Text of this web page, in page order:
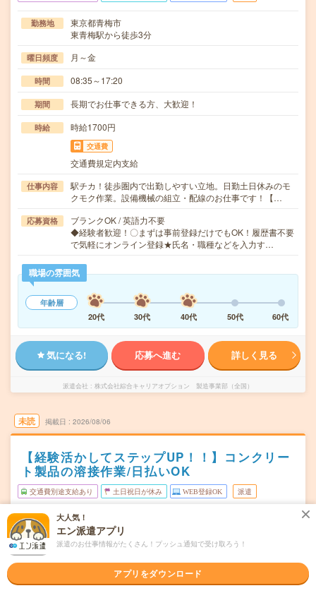
勤務地
東京都青梅市
東青梅駅から徒歩3分
曜日頻度 月～金
時間 08:35～17:20
期間 長期でお仕事できる方、大歓迎！
時給 時給1700円
交通費
交通費規定内支給
仕事内容
駅チカ！徒歩圏内で出勤しやすい立地。日勤土日休みのモ
クモク作業。設備機械の組立・配線のお仕事です！【…
応募資格
ブランクOK / 英語力不要
◆経験者歓迎！〇まずは事前登録だけでもOK！履歴書不要
で気軽にオンライン登録★氏名・職種などを入力す…
職場の雰囲気
年齢層
20代
30代 40代 50代 60代
気になる! 応募へ進む 詳しく見る
派遣会社 株式会社綜合キャリアオプション 製造事業部（全国）
未読 掲載日 2026/08/06
【経験活かしてステップUP！！】コンクリー
ト製品の溶接作業/日払いOK
交通費別途支給あり 土日祝日が休み WEB登録OK 派遣
勤務地
東京都西多摩郡
箱根ケ崎駅から車10分
曜日頻度
07:00～16:00
大人気！
エン派遣アプリ
派遣のお仕事情報がたくさん！プッシュ通知で受け取ろう！
アプリをダウンロード